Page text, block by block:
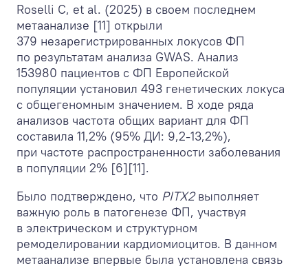
Roselli C, et al. (2025) в своем последнем
метаанализе [11] открыли
379 незарегистрированных локусов ФП
по результатам анализа GWAS. Анализ
153980 пациентов с ФП Европейской
популяции установил 493 генетических локуса
с общегеномным значением. В ходе ряда
анализов частота общих вариант для ФП
составила 11,2% (95% ДИ: 9,2-13,2%),
при частоте распространенности заболевания
в популяции 2% [6][11].
Было подтверждено, что PITX2выполняет
важную роль в патогенезе ФП, участвуя
в электрическом и структурном
ремоделировании кардиомиоцитов. В данном
метаанализе впервые была установлена связь